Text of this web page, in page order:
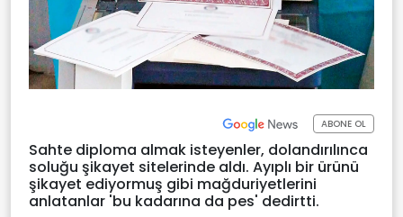
ABONE OL
Sahte diploma almak isteyenler, dolandırılınca
soluğu şikayet sitelerinde aldı. Ayıplı bir ürünü
şikayet ediyormuş gibi mağduriyetlerini
anlatanlar 'bu kadarına da pes' dedirtti.